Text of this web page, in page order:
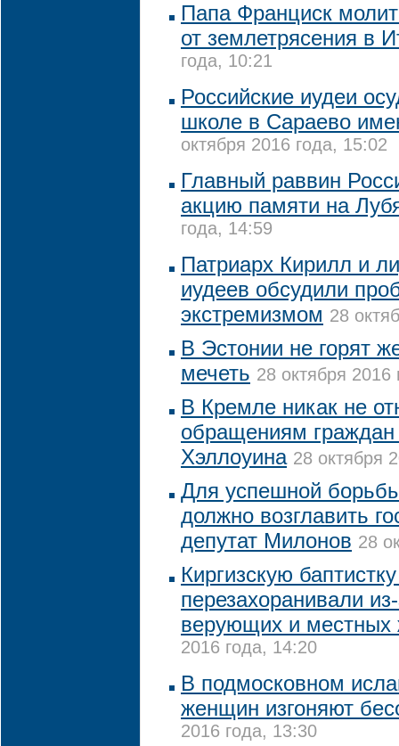
Папа Франциск
от землетрясения в
года, 10:21
Российские иудеи
школе в Сараево
октября 2016 года, 15:02
Главный раввин
акцию памяти на
года, 14:59
Патриарх Кирилл и
иудеев обсудили
экстремизмом 28
В Эстонии не горят
мечеть 28 октября 2016
В Кремле никак не
обращениям граждан
Хэллоуина 28 октября
Для успешной
должно возглавить
депутат Милонов 28
Киргизскую
перезахоранивали
верующих и местных
2016 года, 14:20
В подмосковном
женщин изгоняют
2016 года, 13:30